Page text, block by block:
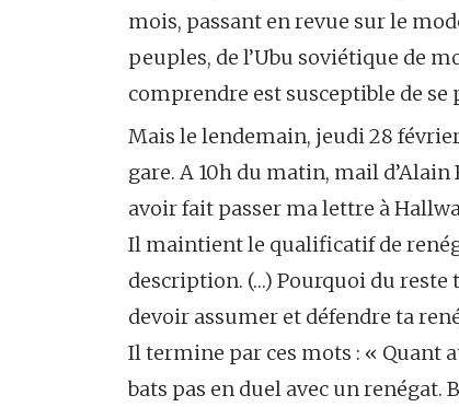
mois, passant en revue sur le
peuples, de l’Ubu soviétique de
comprendre est susceptible de
Mais le lendemain, jeudi 28
gare. A 10h du matin, mail
avoir fait passer ma lettre à
Il maintient le qualificatif de
description. (…) Pourquoi du reste
devoir assumer et défendre ta
Il termine par ces mots : « Quant
bats pas en duel avec un renégat.